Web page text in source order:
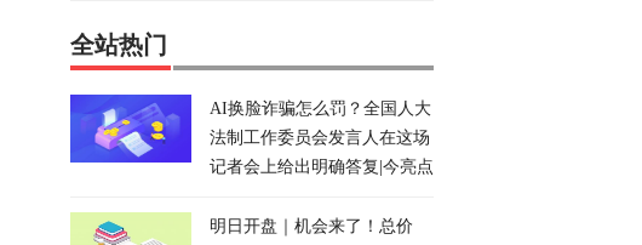
全站热门
AI换脸诈骗怎么罚？全国人大
法制工作委员会发言人在这场
记者会上给出明确答复|今亮点
明日开盘｜机会来了！总价